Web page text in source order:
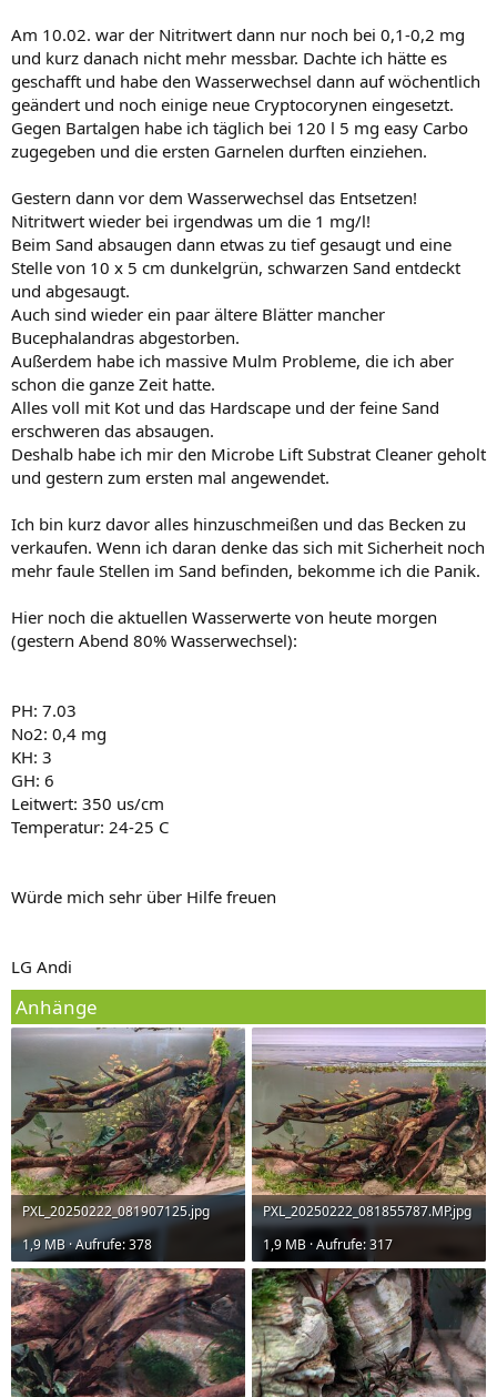
Am 10.02. war der Nitritwert dann nur noch bei 0,1-0,2 mg
und kurz danach nicht mehr messbar. Dachte ich hätte es
geschafft und habe den Wasserwechsel dann auf wöchentlich
geändert und noch einige neue Cryptocorynen eingesetzt.
Gegen Bartalgen habe ich täglich bei 120 l 5 mg easy Carbo
zugegeben und die ersten Garnelen durften einziehen.
Gestern dann vor dem Wasserwechsel das Entsetzen!
Nitritwert wieder bei irgendwas um die 1 mg/l!
Beim Sand absaugen dann etwas zu tief gesaugt und eine
Stelle von 10 x 5 cm dunkelgrün, schwarzen Sand entdeckt
und abgesaugt.
Auch sind wieder ein paar ältere Blätter mancher
Bucephalandras abgestorben.
Außerdem habe ich massive Mulm Probleme, die ich aber
schon die ganze Zeit hatte.
Alles voll mit Kot und das Hardscape und der feine Sand
erschweren das absaugen.
Deshalb habe ich mir den Microbe Lift Substrat Cleaner geholt
und gestern zum ersten mal angewendet.
Ich bin kurz davor alles hinzuschmeißen und das Becken zu
verkaufen. Wenn ich daran denke das sich mit Sicherheit noch
mehr faule Stellen im Sand befinden, bekomme ich die Panik.
Hier noch die aktuellen Wasserwerte von heute morgen
(gestern Abend 80% Wasserwechsel):
PH: 7.03
No2: 0,4 mg
KH: 3
GH: 6
Leitwert: 350 us/cm
Temperatur: 24-25 C
Würde mich sehr über Hilfe freuen
LG Andi
Anhänge
PXL_20250222_081907125.jpg
1,9 MB · Aufrufe: 378
PXL_20250222_081855787.MP.jpg
1,9 MB · Aufrufe: 317